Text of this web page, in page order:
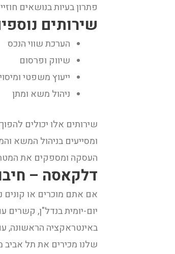
פתרון בעיות בנושאים
שירותים
הערכת שווי הנכס
שיווק ופרסום
ייעוץ משפטי
ניהול משא ומתן
שירותים אלו יכולים
ומסייעים בניהול המשא
העסקה ומספקים את
דלקאסה –
אם אתם מוכרים או
יום-יומית בנדל"ן, קשרים
באינטראקציה הראשונה,
שלנו מכירים את תל אביב